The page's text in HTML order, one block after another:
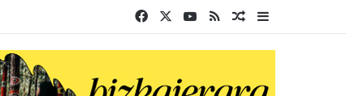
Facebook YouTube
RSS Ausazko